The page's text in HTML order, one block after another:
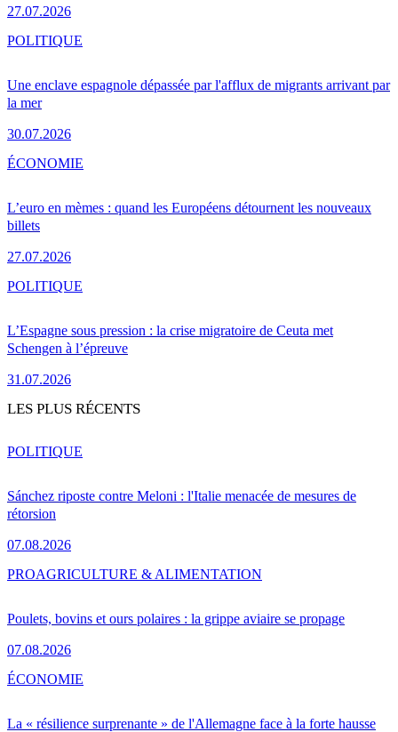
27.07.2026
Une enclave espagnole dépassée par l'afflux de migrants arrivant par
la mer
30.07.2026
POLITIQUE
L’euro en mèmes : quand les Européens détournent les nouveaux
billets
27.07.2026
ÉCONOMIE
L’Espagne sous pression : la crise migratoire de Ceuta met
Schengen à l’épreuve
31.07.2026
POLITIQUE
LES PLUS RÉCENTS
Sánchez riposte contre Meloni : l'Italie menacée de mesures de
rétorsion
07.08.2026
POLITIQUE
Poulets, bovins et ours polaires : la grippe aviaire se propage
07.08.2026
PROAGRICULTURE & ALIMENTATION
La « résilience surprenante » de l'Allemagne face à la forte hausse
ÉCONOMIE